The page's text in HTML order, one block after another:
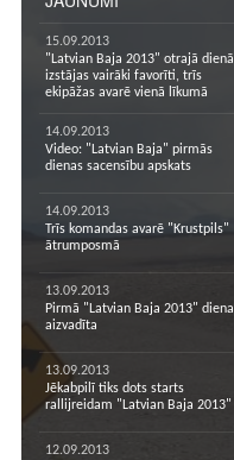
15.09.2013
"Latvian Baja 2013" otrajā dienā
izstājas vairāki favorīti, trīs
ekipāžas avarē vienā līkumā
14.09.2013
Video: "Latvian Baja" pirmās
dienas sacensību apskats
14.09.2013
Trīs komandas avarē "Krustpils"
ātrumposmā
13.09.2013
Pirmā "Latvian Baja 2013" diena
aizvadīta
13.09.2013
Jēkabpilī tiks dots starts
rallijreidam "Latvian Baja 2013"
12.09.2013